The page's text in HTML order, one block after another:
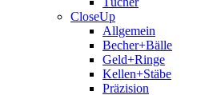
CloseUp
Allgemein
Becher+Bälle
Geld+Ringe
Kellen+Stäbe
Präzision